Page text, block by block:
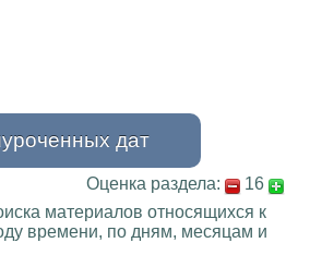
дат
Оценка раздела:
16
материалов относящихся к
времени, по дням, месяцам и